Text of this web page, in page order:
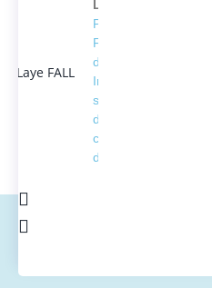
Laye FALL
Président
Fondateur
d'ACTEDUS,
Ingénieur
spécialisé
dans la
conversion
de l'énergie